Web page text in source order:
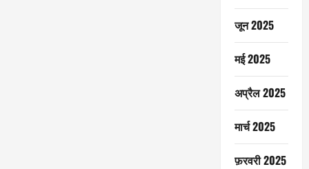
जून 2025
मई 2025
अप्रैल 2025
मार्च 2025
फ़रवरी 2025